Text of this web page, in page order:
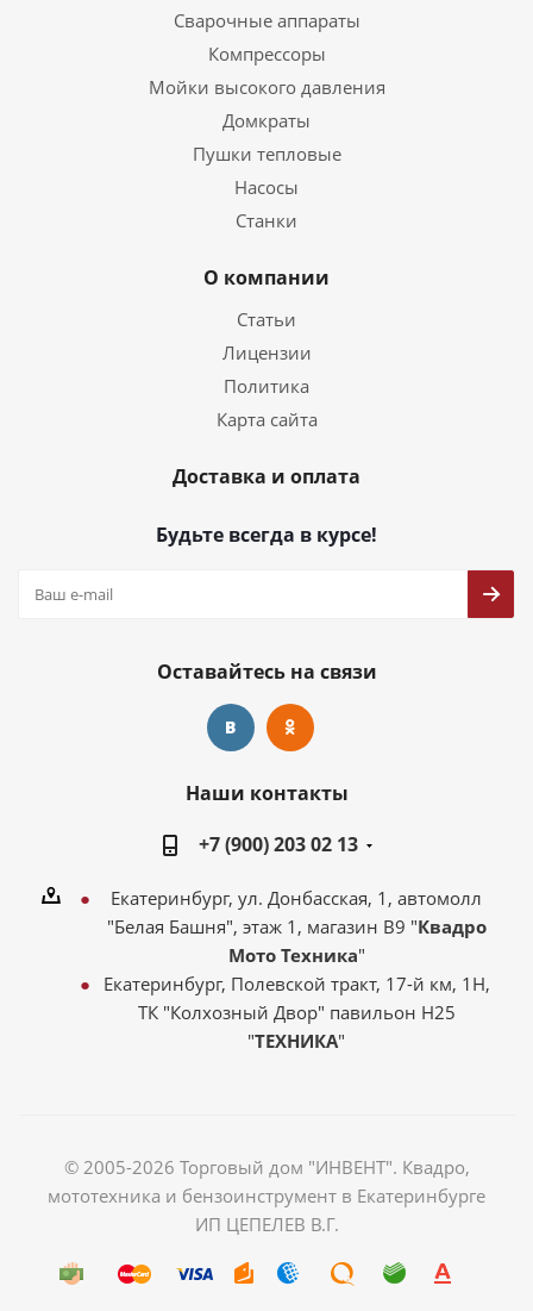
Сварочные аппараты
Компрессоры
Мойки высокого давления
Домкраты
Пушки тепловые
Насосы
Станки
О компании
Статьи
Лицензии
Политика
Карта сайта
Доставка и оплата
Будьте всегда в курсе!
Оставайтесь на связи
Наши контакты
+7 (900) 203 02 13
Екатеринбург, ул. Донбасская, 1, автомолл
"Белая Башня", этаж 1, магазин В9 "Квадро
Мото Техника"
Екатеринбург, Полевской тракт, 17-й км, 1Н,
ТК "Колхозный Двор" павильон Н25
"ТЕХНИКА"
© 2005-2026 Торговый дом "ИНВЕНТ". Квадро,
мототехника и бензоинструмент в Екатеринбурге
ИП ЦЕПЕЛЕВ В.Г.